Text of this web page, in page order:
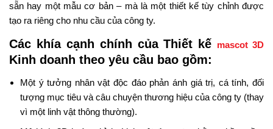
sẵn hay một mẫu cơ bản – mà là một thiết kế tùy chỉnh được
tạo ra riêng cho nhu cầu của công ty.
Các khía cạnh chính của Thiết kế mascot 3D
Kinh doanh theo yêu cầu bao gồm:
Một ý tưởng nhân vật độc đáo phản ánh giá trị, cá tính, đối
tượng mục tiêu và câu chuyện thương hiệu của công ty (thay
vì một linh vật thông thường).